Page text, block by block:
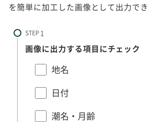
を簡単に加工した画像として出力でき
STEP
画像に出力する項目にチェック
地名
日付
潮名・月齢